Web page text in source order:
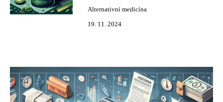
Alternativní medicína
19. 11. 2024